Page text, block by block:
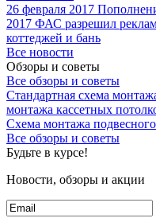
26 февраля 2017
2017 ФАС разрешил
коттеджей и бань
Все новости
Обзоры и советы
Все обзоры и советы
Стандартная схема
монтажа кассетных
Схема монтажа
Все обзоры и советы
Будьте в курсе!
Новости, обзоры и акции